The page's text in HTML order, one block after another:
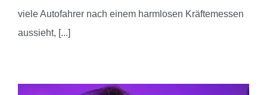
viele Autofahrer nach einem harmlosen Kräftemessen
aussieht, [...]